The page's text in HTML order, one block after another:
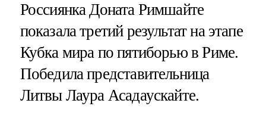
Россиянка Доната Римшайте
показала третий результат на этапе
Кубка мира по пятиборью в Риме.
Победила представительница
Литвы Лаура Асадаускайте.